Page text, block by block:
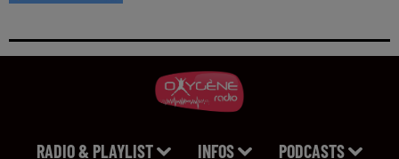
RADIO & PLAYLIST INFOS PODCASTS